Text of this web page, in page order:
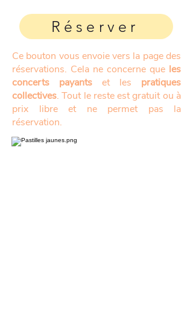
Réserver
Ce bouton vous envoie vers la page des
réservations. Cela ne concerne que les
concerts payants et les pratiques
collectives. Tout le reste est gratuit ou à
prix libre et ne permet pas la
réservation.